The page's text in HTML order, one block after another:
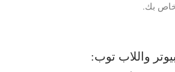
بك.
واللاب توب: